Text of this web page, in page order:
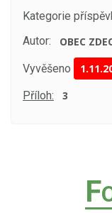
Kategorie
Autor:
OBEC
Vyvěšeno
Příloh: 3
F